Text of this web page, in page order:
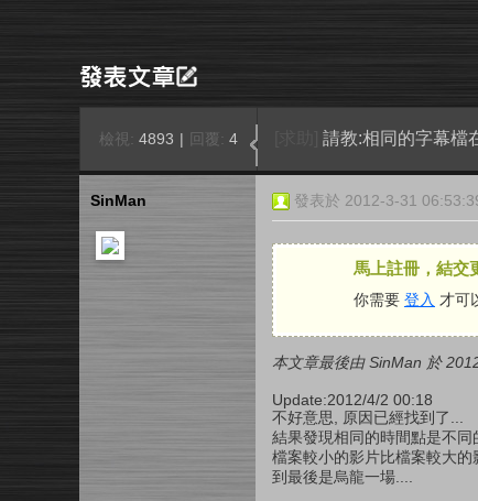
檢視: 4893 | 回覆: 4 請教:相同的字幕檔
SinMan 發表於 2012-3-31
馬上註冊，結交
你需要 登入 才可
本文章最後由 SinMan 於
Update:2012/4/2 00:18
不好意思, 原因已經找到了...
結果發現相同的時間點是不同
檔案較小的影片比檔案較大的
到最後是烏龍一場....